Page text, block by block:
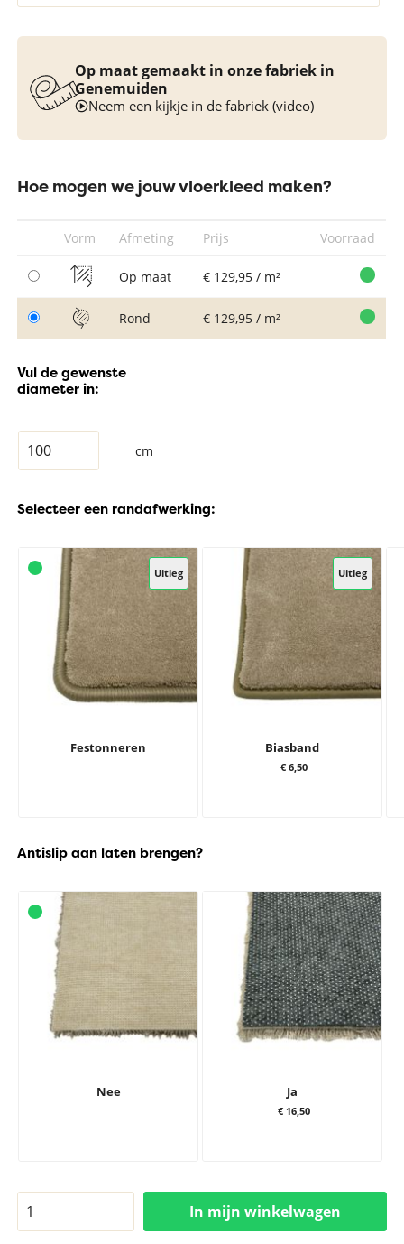
Op maat gemaakt in onze fabriek in
Genemuiden
Neem een kijkje in de fabriek (video)
Hoe mogen we jouw vloerkleed maken?
Vorm Afmeting Prijs Voorraad
Op maat € 129,95 / m²
Rond € 129,95 / m²
Vul de gewenste
diameter in:
cm
Selecteer een randafwerking:
Uitleg
Festonneren
Uitleg
Biasband
€ 6,50
Antislip aan laten brengen?
Nee Ja
€ 16,50
In mijn winkelwagen